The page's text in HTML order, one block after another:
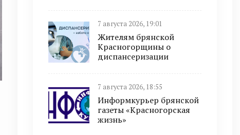
7 августа 2026, 19:01
Жителям брянской
Красногорщины о
диспансеризации
7 августа 2026, 18:55
Информкурьер брянской
газеты «Красногорская
жизнь»